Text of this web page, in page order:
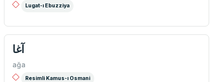
Lugat-ı Ebuzziya
آغا
ağa
Resimli Kamus-ı Osmani